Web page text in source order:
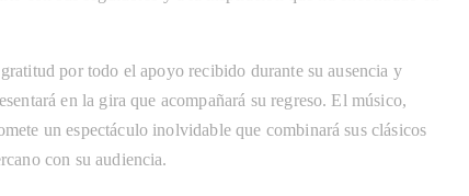
por todo el apoyo recibido durante su ausencia y
en la gira que acompañará su regreso. El músico,
un espectáculo inolvidable que combinará sus clásicos
con su audiencia.